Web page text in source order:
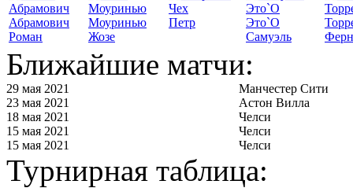
Абрамович
Роман
Моуринью
Жозе
Чех
Петр
Это`О
Самуэль
Ближайшие матчи:
29 мая 2021
Манчестер Сити
23 мая 2021
Астон Вилла
18 мая 2021
Челси
15 мая 2021
Челси
15 мая 2021
Челси
Турнирная таблица: